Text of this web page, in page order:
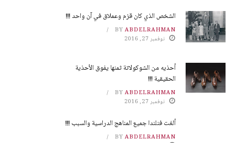
الشخص الذي كان قزم وعملاق في آن واحد !!!
BY ABDELRAHMAN
نوفمبر 27, 2016
أحذيه من الشوكولاتة ثمنها يفوق الأحذية
الحقيقية !!!
BY ABDELRAHMAN
نوفمبر 27, 2016
ألغت فنلندا جميع المناهج الدراسية والسبب !!!
BY ABDELRAHMAN